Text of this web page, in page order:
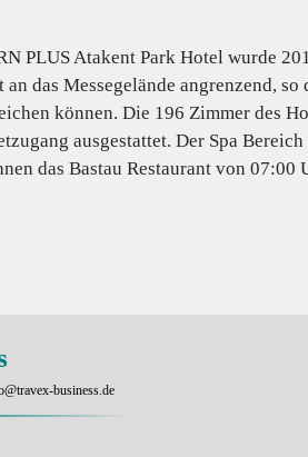
PLUS Atakent Park Hotel wurde
das Messegelände angrenzend, so
können. Die 196 Zimmer des
ausgestattet. Der Spa
das Bastau Restaurant von 07:00
business.de